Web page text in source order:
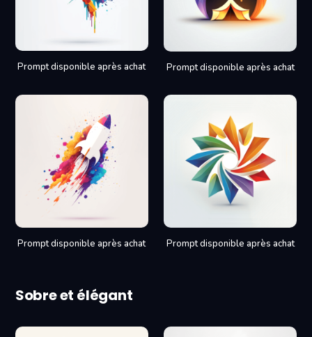
Prompt disponible après achat Prompt disponible après achat
Prompt disponible après achat Prompt disponible après achat
Sobre et élégant